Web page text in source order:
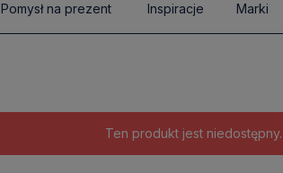
Pomysł na prezent Inspiracje Marki
Ten produkt jest niedostępny.